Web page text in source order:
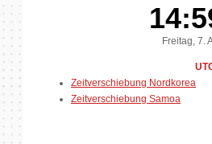
Freitag, 7.
Zeitverschiebung Nordkorea
Zeitverschiebung Samoa